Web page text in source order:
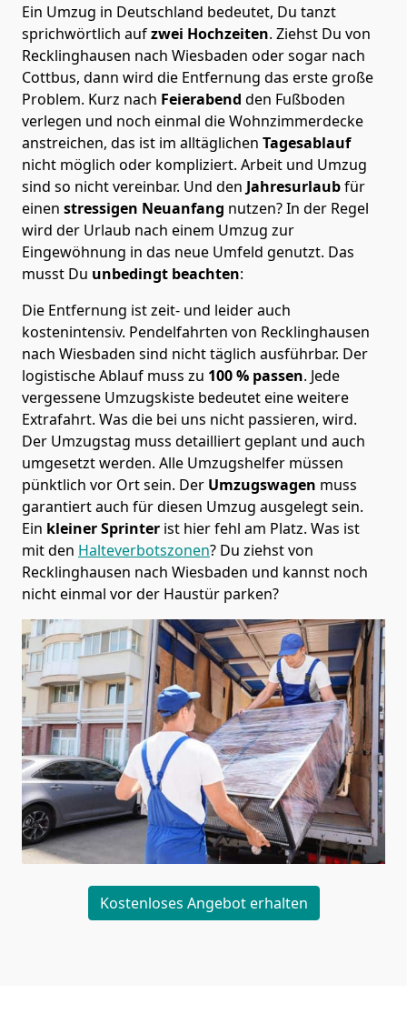
Ein Umzug in Deutschland bedeutet, Du tanzt
sprichwörtlich aufzwei Hochzeiten. Ziehst Du von
Recklinghausen nach Wiesbaden oder sogar nach
Cottbus, dann wird die Entfernung das erste große
Problem. Kurz nach Feierabend den Fußboden
verlegen und noch einmal die Wohnzimmerdecke
anstreichen, das ist im alltäglichen Tagesablauf
nicht möglich oder kompliziert. Arbeit und Umzug
sind so nicht vereinbar. Und den Jahresurlaubfür
einen stressigen Neuanfang nutzen? In der Regel
wird der Urlaub nach einem Umzug zur
Eingewöhnung in das neue Umfeld genutzt. Das
musst Du unbedingt beachten:
Die Entfernung ist zeit- und leider auch
kostenintensiv. Pendelfahrten von Recklinghausen
nach Wiesbaden sind nicht täglich ausführbar. Der
logistische Ablauf muss zu 100 % passen. Jede
vergessene Umzugskiste bedeutet eine weitere
Extrafahrt. Was die bei uns nicht passieren, wird.
Der Umzugstag muss detailliert geplant und auch
umgesetzt werden. Alle Umzugshelfer müssen
pünktlich vor Ort sein. Der Umzugswagen muss
garantiert auch für diesen Umzug ausgelegt sein.
Ein kleiner Sprinter ist hier fehl am Platz. Was ist
mit den Halteverbotszonen? Du ziehst von
Recklinghausen nach Wiesbaden und kannst noch
nicht einmal vor der Haustür parken?
Kostenloses Angebot erhalten